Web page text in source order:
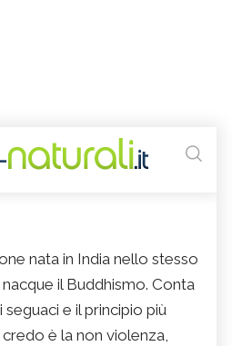
nata in India nello stesso
il Buddhismo. Conta
e il principio più
è la non violenza,